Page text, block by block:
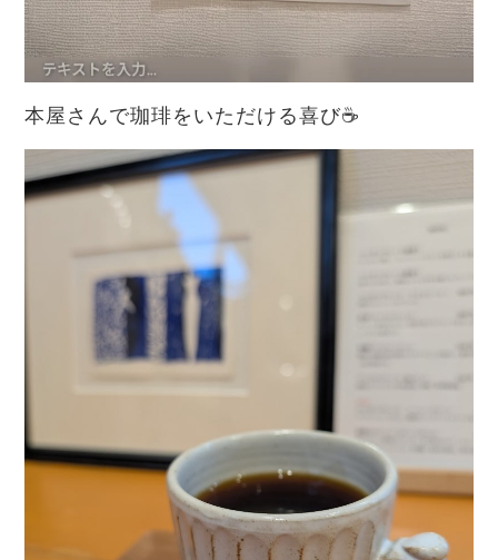
本屋さんで珈琲をいただける喜び☕